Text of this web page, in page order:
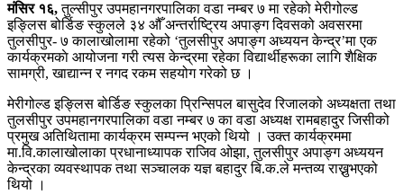
मंसिर १६,तुल्सीपुर उपमहानगरपालिका वडा नम्बर ७ मा रहेको मेरीगोल्ड
इङ्लिस बोर्डिङ स्कुलले ३४ औँ अन्तर्राष्ट्रिय अपाङ्ग दिवसको अवसरमा
तुलसीपुर- ७ कालाखोलामा रहेको ‘तुलसीपुर अपाङ्ग अध्ययन केन्द्र’मा एक
कार्यक्रमकाे आयोजना गरी त्यस केन्द्रमा रहेका विद्यार्थीहरूका लागि शैक्षिक
सामग्री, खाद्यान्न र नगद रकम सहयोग गरेको छ ।
मेरीगोल्ड इङ्लिस बोर्डिङ स्कुलका प्रिन्सिपल बासुदेव रिजालको अध्यक्षता तथा
तुलसीपुर उपमहानगरपालिका वडा नम्बर ७ का वडा अध्यक्ष रामबहादुर जिसीको
प्रमुख अतिथितामा कार्यक्रम सम्पन्न भएको थियो । उक्त कार्यक्रममा
मा.वि.कालाखोलाका प्रधानाध्यापक राजिव ओझा, तुलसीपुर अपाङ्ग अध्ययन
केन्द्रका व्यवस्थापक तथा सञ्चालक यज्ञ बहादुर बि.क.ले मन्तव्य राख्नुभएको
थियो ।